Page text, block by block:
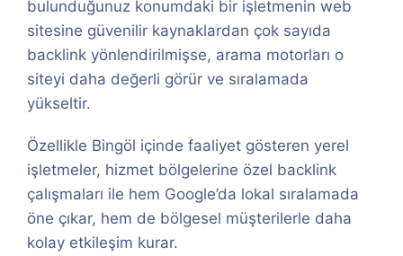
bulunduğunuz konumdaki bir işletmenin web
sitesine güvenilir kaynaklardan çok sayıda
backlink yönlendirilmişse, arama motorları o
siteyi daha değerli görür ve sıralamada
yükseltir.
Özellikle Bingöl içinde faaliyet gösteren yerel
işletmeler, hizmet bölgelerine özel backlink
çalışmaları ile hem Google’da lokal sıralamada
öne çıkar, hem de bölgesel müşterilerle daha
kolay etkileşim kurar.